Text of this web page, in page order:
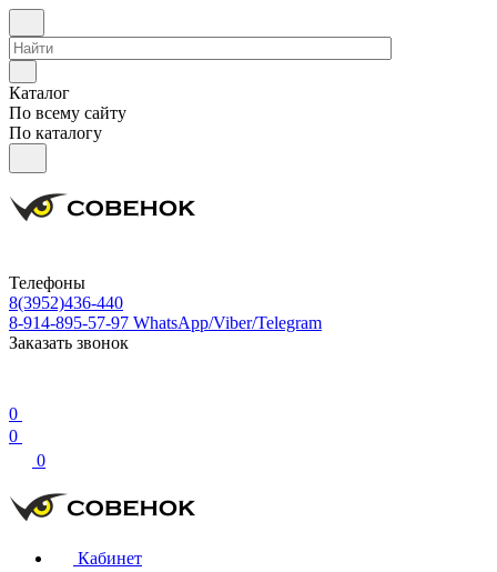
Каталог
По всему сайту
По каталогу
Телефоны
8(3952)436-440
8-914-895-57-97 WhatsApp/Viber/Telegram
Заказать звонок
0
0
0
Кабинет